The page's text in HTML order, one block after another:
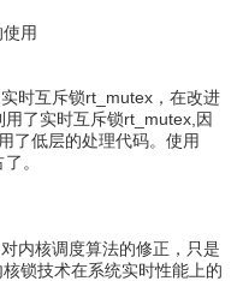
用
时互斥锁rt_mutex，在改进
了实时互斥锁rt_mutex,因
了低层的处理代码。使用
。
内核调度算法的修正，只是
锁技术在系统实时性能上的